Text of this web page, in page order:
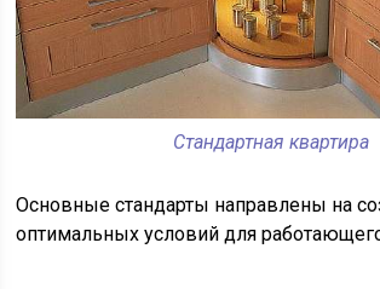
Стандартная квартира
Основные стандарты направлены на
оптимальных условий для